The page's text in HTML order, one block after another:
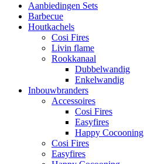
Aanbiedingen Sets
Barbecue
Houtkachels
Cosi Fires
Livin flame
Rookkanaal
Dubbelwandig
Enkelwandig
Inbouwbranders
Accessoires
Cosi Fires
Easyfires
Happy Cocooning
Cosi Fires
Easyfires